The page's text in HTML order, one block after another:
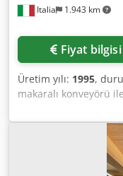
Italia 1.943 km
Fiyat bilgisi
Üretim yılı: 1995,
makaralı konveyörü
Vakumlu giriş
vakumlu taşıma ile
Braker Tenace, 2011
Djdpfezd Dymjx
otomatik Martin